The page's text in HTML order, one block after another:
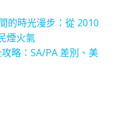
的時光漫步：從 2010
煙火氣
略：SA/PA 差別、美